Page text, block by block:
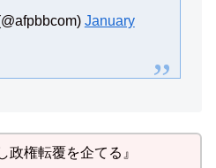
January
政権転覆を企てる』